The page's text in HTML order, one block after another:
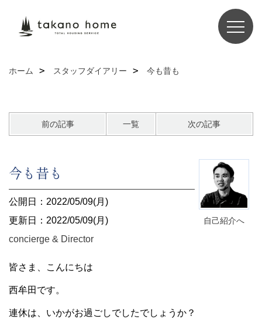
ホーム スタッフダイアリー 今も昔も
前の記事 一覧 次の記事
自己紹介へ
今も昔も
公開日：2022/05/09(月)
更新日：2022/05/09(月)
concierge & Director
皆さま、こんにちは
西牟田です。
連休は、いかがお過ごしでしたでしょうか？